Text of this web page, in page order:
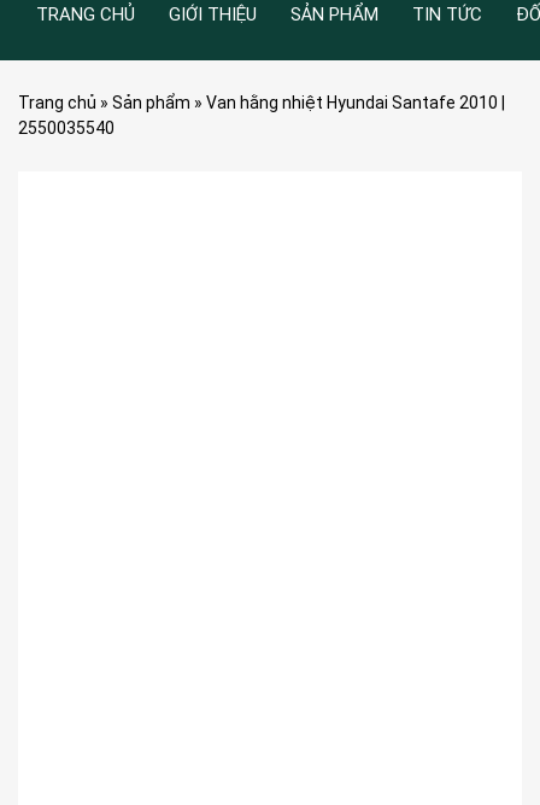
TRANG CHỦ GIỚI THIỆU SẢN PHẨM TIN TỨC
Trang chủ » Sản phẩm » Van hằng nhiệt Hyundai Santafe 2010 |
2550035540